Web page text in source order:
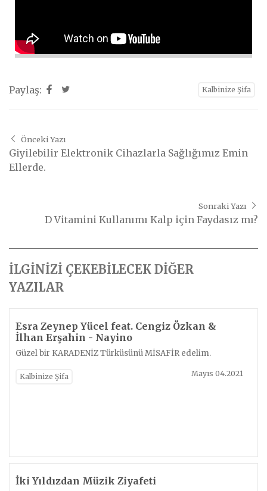
Kalbinize Dair Bilgiler
Dr.Genco Yucelin Blogu
İLETİŞİM
T. 0212 225 88 40
Soru Sor
Paylaş: Kalbinize Şifa
Önceki Yazı
Giyilebilir Elektronik Cihazlarla Sağlığımız Emin
Ellerde.
Sonraki Yazı
D Vitamini Kullanımı Kalp için Faydasız mı?
İLGİNİZİ ÇEKEBİLECEK DİĞER
YAZILAR
Esra Zeynep Yücel feat. Cengiz Özkan &
İlhan Erşahin - Nayino
Güzel bir KARADENİZ Türküsünü MİSAFİR edelim.
Kalbinize Şifa Mayıs 04.2021
İki Yıldızdan Müzik Ziyafeti
Sorunuz
Muayene Nedeni
GÖNDER